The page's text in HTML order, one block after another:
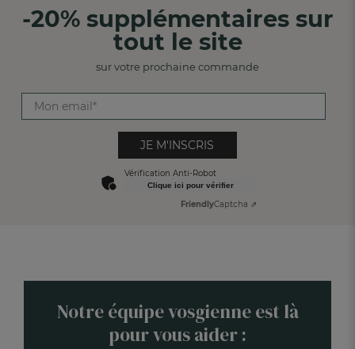
-20% supplémentaires sur
tout le site
sur votre prochaine commande
JE M'INSCRIS
Vérification Anti-Robot
Clique ici pour vérifier
FriendlyCaptcha ⇗
Notre équipe vosgienne est là
pour vous aider :